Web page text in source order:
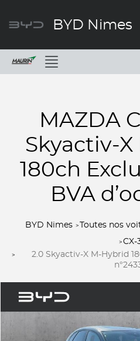
BYD Nimes
Menu
MAZDA
Skyactiv-
180ch
BVA
BYD Nimes Toutes nos
CX-
2.0 Skyactiv-X M-Hybrid